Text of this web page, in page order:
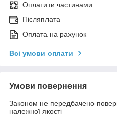
Оплатити частинами
Післяплата
Оплата на рахунок
Всі умови оплати
Умови повернення
Законом не передбачено
належної якості